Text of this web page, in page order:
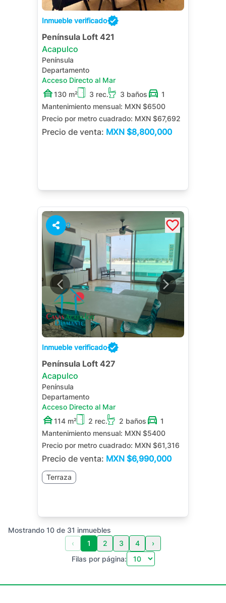
Inmueble verificado
Península Loft 421
Acapulco
Península
Departamento
Acceso Directo al Mar
130 m²
3 rec. 3 baños
1
Mantenimiento mensual: MXN $6500
Precio por metro cuadrado: MXN $67,692
Precio de venta: MXN $8,800,000
9
Inmueble verificado
Península Loft 427
Acapulco
Península
Departamento
Acceso Directo al Mar
114 m²
2 rec. 2 baños
1
Mantenimiento mensual: MXN $5400
Precio por metro cuadrado: MXN $61,316
Precio de venta: MXN $6,990,000
Terraza
Mostrando 10 de 31 inmuebles
‹
1 2 3 4
›
Filas por página: